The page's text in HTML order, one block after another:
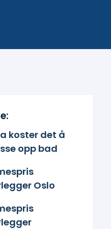
koster det å
opp bad
Oslo